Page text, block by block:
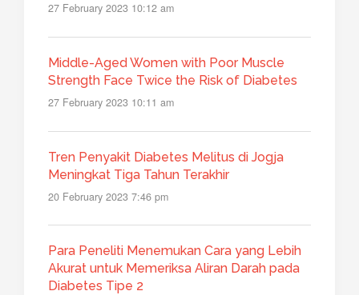
27 February 2023 10:12 am
Middle-Aged Women with Poor Muscle
Strength Face Twice the Risk of Diabetes
27 February 2023 10:11 am
Tren Penyakit Diabetes Melitus di Jogja
Meningkat Tiga Tahun Terakhir
20 February 2023 7:46 pm
Para Peneliti Menemukan Cara yang Lebih
Akurat untuk Memeriksa Aliran Darah pada
Diabetes Tipe 2